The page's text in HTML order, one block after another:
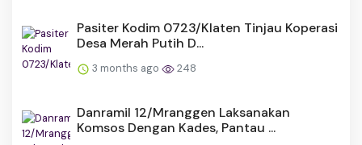
Pasiter Kodim 0723/Klaten Tinjau Koperasi
Desa Merah Putih D...
3 months ago 248
Danramil 12/Mranggen Laksanakan
Komsos Dengan Kades, Pantau ...